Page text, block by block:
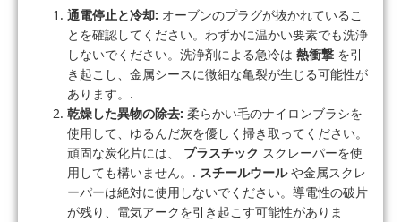
通電停止と冷却: オーブンのプラグが抜かれているこ
とを確認してください。わずかに温かい要素でも洗浄
しないでください。洗浄剤による急冷は 熱衝撃 を引
き起こし、金属シースに微細な亀裂が生じる可能性が
あります。.
乾燥した異物の除去: 柔らかい毛のナイロンブラシを
使用して、ゆるんだ灰を優しく掃き取ってください。
頑固な炭化片には、 プラスチック スクレーパーを使
用しても構いません。. スチールウールや金属スクレ
ーパーは絶対に使用しないでください。導電性の破片
が残り、電気アークを引き起こす可能性がありま